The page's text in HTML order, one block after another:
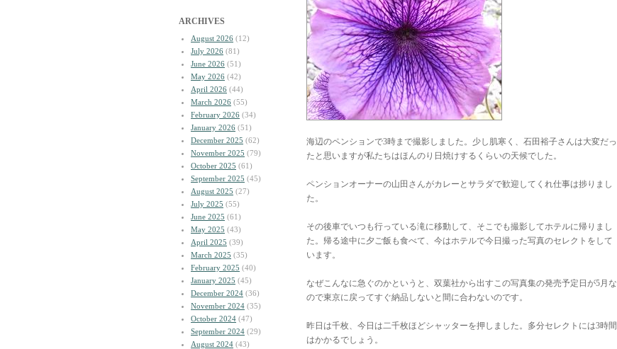
ARCHIVES
August 2026 (12)
July 2026 (81)
June 2026 (51)
May 2026 (42)
April 2026 (44)
March 2026 (55)
February 2026 (34)
January 2026 (51)
December 2025 (62)
November 2025 (79)
October 2025 (61)
September 2025 (45)
August 2025 (27)
July 2025 (55)
June 2025 (61)
May 2025 (43)
April 2025 (39)
March 2025 (35)
February 2025 (40)
January 2025 (45)
December 2024 (36)
November 2024 (35)
October 2024 (47)
September 2024 (29)
August 2024 (43)
海辺のペンションで3時まで撮影しました。少し肌寒く、石田裕子さんは大変だっ
たと思いますが私たちはほんのり日焼けするくらいの天候でした。
ペンションオーナーの山田さんがカレーとサラダで歓迎してくれ仕事は捗りまし
た。
その後車でいつも行っている滝に移動して、そこでも撮影してホテルに帰りまし
た。帰る途中に夕ご飯も食べて、今はホテルで今日撮った写真のセレクトをして
います。
なぜこんなに急ぐのかというと、双葉社から出すこの写真集の発売予定日が5月な
ので東京に戻ってすぐ納品しないと間に合わないのです。
昨日は千枚、今日は二千枚ほどシャッターを押しました。多分セレクトには3時間
はかかるでしょう。